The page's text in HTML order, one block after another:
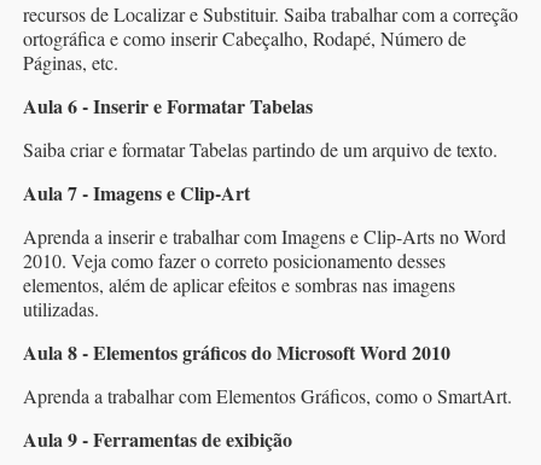
recursos de Localizar e Substituir. Saiba trabalhar com a correção
ortográfica e como inserir Cabeçalho, Rodapé, Número de
Páginas, etc.
Aula 6 - Inserir e Formatar Tabelas
Saiba criar e formatar Tabelas partindo de um arquivo de texto.
Aula 7 - Imagens e Clip-Art
Aprenda a inserir e trabalhar com Imagens e Clip-Arts no Word
2010. Veja como fazer o correto posicionamento desses
elementos, além de aplicar efeitos e sombras nas imagens
utilizadas.
Aula 8 - Elementos gráficos do Microsoft Word 2010
Aprenda a trabalhar com Elementos Gráficos, como o SmartArt.
Aula 9 - Ferramentas de exibição